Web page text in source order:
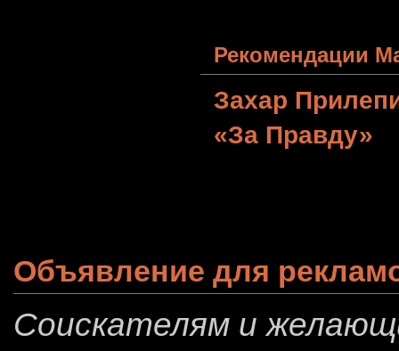
Рекомендации
Захар
«За Правду»
Объявление для
Соискателям и